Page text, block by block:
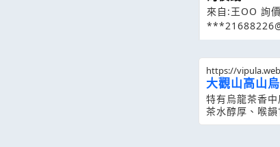
來自:王OO 詢價
https://
672
大觀山高山
特有烏龍茶香
茶水醇厚、喉
靈。 120g真空